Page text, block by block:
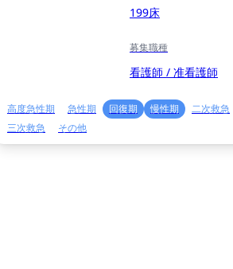
199床
募集職種
看護師 / 准看護師
高度急性期 急性期 回復期 慢性期
二次救急
三次救急
その他